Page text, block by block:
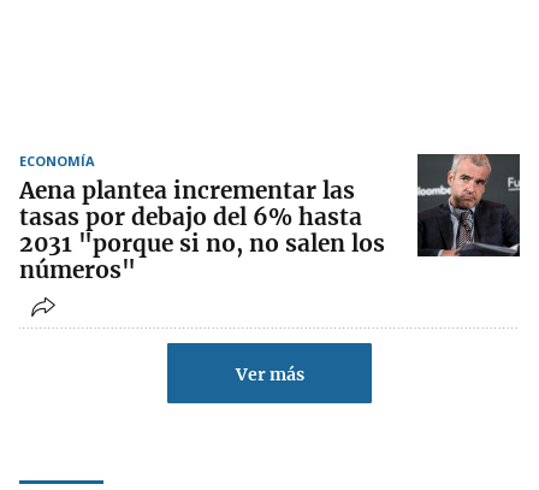
ECONOMÍA
Aena plantea incrementar las
tasas por debajo del 6% hasta
2031 "porque si no, no salen los
números"
Ver más